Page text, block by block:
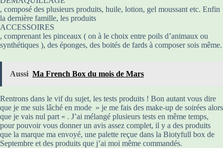
, composé des plusieurs produits, huile, lotion, gel moussant etc. Enfin
la dernière famille, les produits
ACCESSOIRES
, comprenant les pinceaux ( on à le choix entre poils d’animaux ou
synthétiques ), des éponges, des boités de fards à composer sois même.
Aussi Ma French Box du mois de Mars
Rentrons dans le vif du sujet, les tests produits ! Bon autant vous dire
que je me suis lâché en mode » je me fais des make-up de soirées alors
que je vais nul part « . J’ai mélangé plusieurs tests en même temps,
pour pouvoir vous donner un avis assez complet, il y a des produits
que la marque ma envoyé, une palette reçue dans la Biotyfull box de
Septembre et des produits que j’ai moi même commandés.